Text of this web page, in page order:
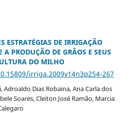
ESTRATÉGIAS DE IRRIGAÇÃO
A PRODUÇÃO DE GRÃOS E SEUS
DO MILHO
irriga.2009v14n3p254-267
Adroaldo Dias Robaina, Ana Carla dos
Soares, Cleiton José Ramão, Marcia